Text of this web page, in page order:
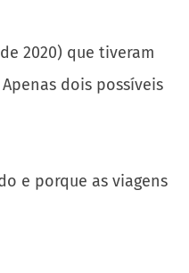
2020) que tiveram
dois possíveis
e porque as viagens